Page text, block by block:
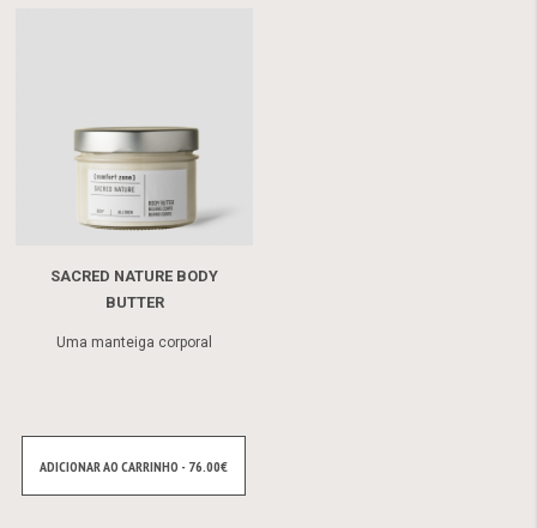
SACRED NATURE BODY
BUTTER
Uma manteiga corporal
ADICIONAR AO CARRINHO - 76.00€